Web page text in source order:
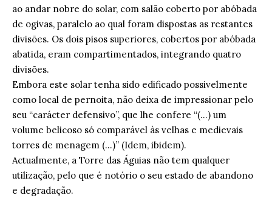
ao andar nobre do solar, com salão coberto por abóbada
de ogivas, paralelo ao qual foram dispostas as restantes
divisões. Os dois pisos superiores, cobertos por abóbada
abatida, eram compartimentados, integrando quatro
divisões.
Embora este solar tenha sido edificado possivelmente
como local de pernoita, não deixa de impressionar pelo
seu “carácter defensivo”, que lhe confere “(…) um
volume belicoso só comparável às velhas e medievais
torres de menagem (…)” (Idem, ibidem).
Actualmente, a Torre das Águias não tem qualquer
utilização, pelo que é notório o seu estado de abandono
e degradação.